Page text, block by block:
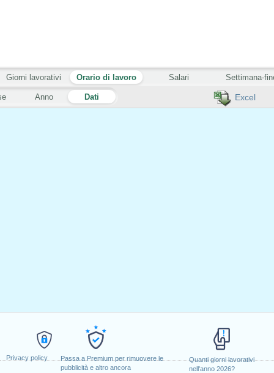
Privacy policy
Passa a Premium per rimuovere le
pubblicità e altro ancora
Quanti giorni lavorativi
nell'anno 2026?
Excel
Anno Dati
Giorni lavorativi Orario di lavoro Salari Settimana-